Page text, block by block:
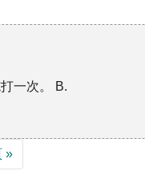
一次。 B.
»